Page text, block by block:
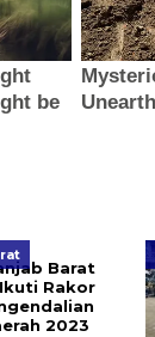
Barat
Rakor
2023